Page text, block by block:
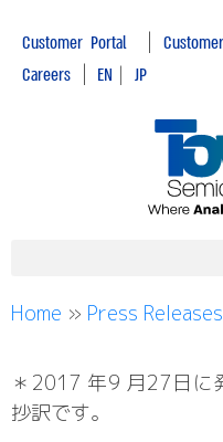
Customer Portal|
Careers | EN | JP
Home » Press Releases
＊2017 年9 月27日に
抄訳です。